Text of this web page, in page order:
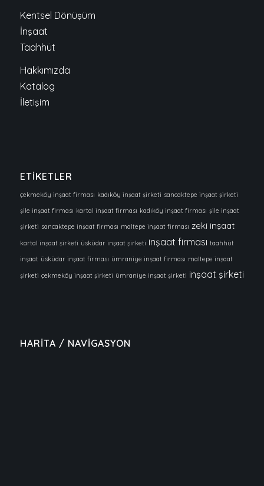
Kentsel Dönüşüm
İnşaat
Taahhüt
Hakkımızda
Katalog
İletişim
ETİKETLER
çekmeköy inşaat firması kadıköy inşaat şirketi sancaktepe inşaat şirketi
şile inşaat firması kartal inşaat firması kadıköy inşaat firması şile inşaat
şirketi sancaktepe inşaat firması maltepe inşaat firması zeki inşaat
kartal inşaat şirketi üsküdar inşaat şirketi inşaat firması taahhüt
inşaat üsküdar inşaat firması ümraniye inşaat firması maltepe inşaat
şirketi çekmeköy inşaat şirketi ümraniye inşaat şirketi inşaat şirketi
HARİTA / NAVİGASYON